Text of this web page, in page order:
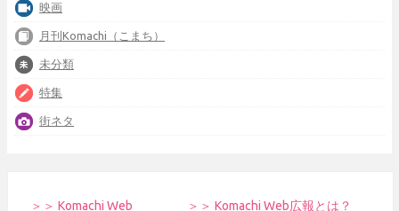
映画
月刊Komachi（こまち）
未分類
特集
街ネタ
＞＞ Komachi Web ＞＞ Komachi Web広報とは？